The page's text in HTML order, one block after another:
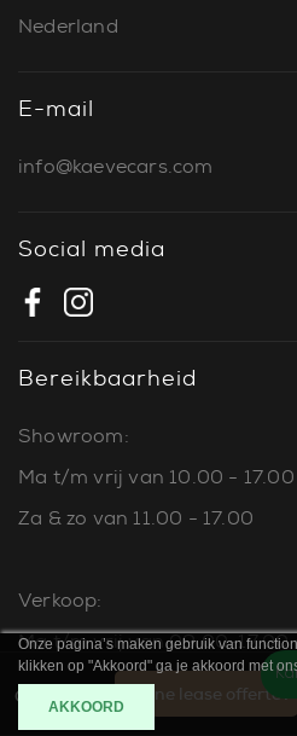
Contact Online lease offerte?
Nederland
E-mail
info@kaevecars.com
Social media
Bereikbaarheid
Showroom:
Ma t/m vrij van 10.00 - 17.00
Za & zo van 11.00 - 17.00
Verkoop:
Ma t/m vrij van 09.00-17.00
Za van 10.00-13.00 op
Onze pagina’s maken gebruik van
klikken op "Akkoord" ga je akkoord met
AKKOORD